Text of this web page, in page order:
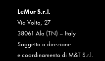
LeMur S.r.l.
Via Volta, 27
38061 Ala (TN) – Italy
Soggetta a direzione
e coordinamento di M&T S.r.l.